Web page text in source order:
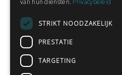
van hun diensten. Privacybeleid
STRIKT NOODZAKELIJK
PRESTATIE
TARGETING